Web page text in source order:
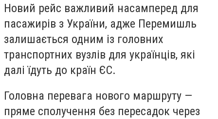
Новий рейс важливий насамперед для
пасажирів з України, адже Перемишль
залишається одним із головних
транспортних вузлів для українців, які
далі їдуть до країн ЄС.
Головна перевага нового маршруту —
пряме сполучення без пересадок через